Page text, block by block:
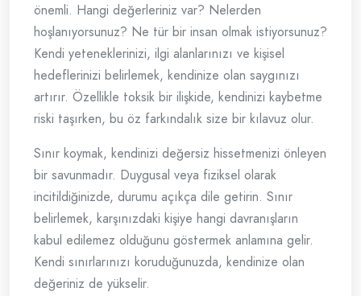
önemli. Hangi değerleriniz var? Nelerden
hoşlanıyorsunuz? Ne tür bir insan olmak istiyorsunuz?
Kendi yeteneklerinizi, ilgi alanlarınızı ve kişisel
hedeflerinizi belirlemek, kendinize olan saygınızı
artırır. Özellikle toksik bir ilişkide, kendinizi kaybetme
riski taşırken, bu öz farkındalık size bir kılavuz olur.
Sınır koymak, kendinizi değersiz hissetmenizi önleyen
bir savunmadır. Duygusal veya fiziksel olarak
incitildiğinizde, durumu açıkça dile getirin. Sınır
belirlemek, karşınızdaki kişiye hangi davranışların
kabul edilemez olduğunu göstermek anlamına gelir.
Kendi sınırlarınızı koruduğunuzda, kendinize olan
değeriniz de yükselir.